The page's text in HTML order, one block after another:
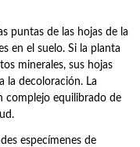
puntas de las hojas de la
en el suelo. Si la planta
minerales, sus hojas
la decoloración. La
complejo equilibrado de
especímenes de